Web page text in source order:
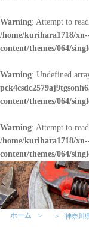
Warning: Attempt to
/home/kurihara1718/
content/themes/064/
Warning: Undefined
content/themes/064/
Warning: Attempt to
/home/kurihara1718/
content/themes/064/
ホーム 神奈川